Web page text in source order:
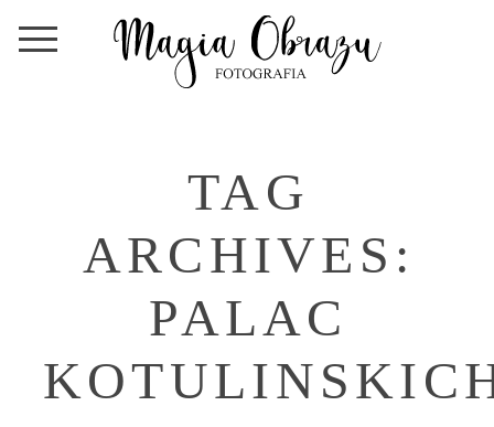
TAG
ARCHIVES:
PALAC